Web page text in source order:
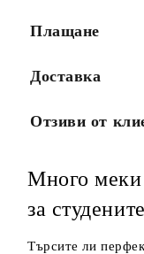
Плащане
Доставка
Отзиви от
Много меки
за
Търсите ли